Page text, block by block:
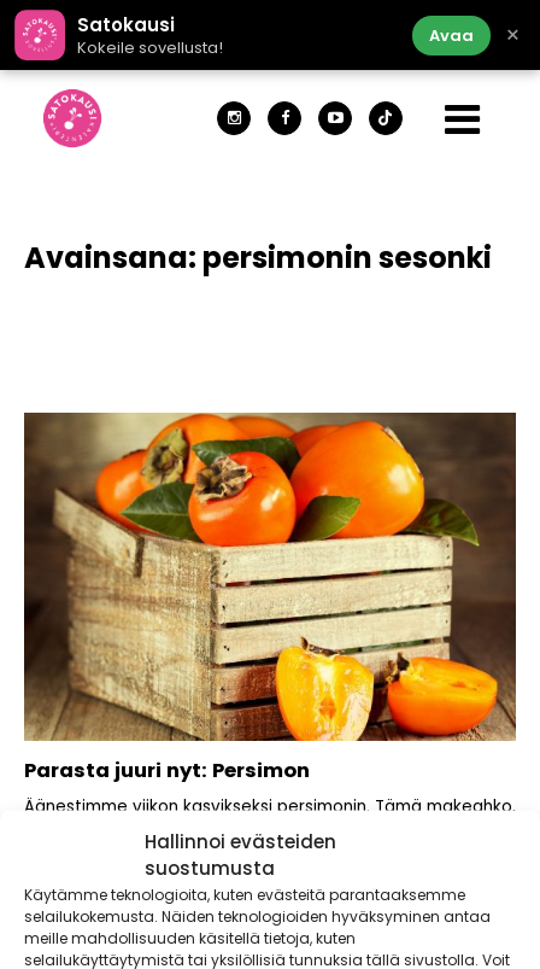
Hallinnoi evästeiden
suostumusta
Käytämme teknologioita, kuten evästeitä parantaaksemme
selailukokemusta. Näiden teknologioiden hyväksyminen antaa
meille mahdollisuuden käsitellä tietoja, kuten
selailukäyttäytymistä tai yksilöllisiä tunnuksia tällä sivustolla. Voit
Satokausi
Kokeile sovellusta!
Avaa ×
Avainsana: persimonin sesonki
Parasta juuri nyt: Persimon
Äänestimme viikon kasvikseksi persimonin. Tämä makeahko,
hieman luumultakin maistuva kasvis aiheuttaa monesti
meille kuluttajille...